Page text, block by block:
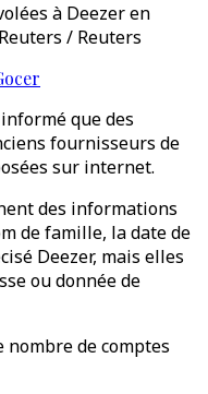
à Deezer en
/ Reuters
que des
fournisseurs de
sur internet.
des informations
de famille, la date de
Deezer, mais elles
ou donnée de
de comptes